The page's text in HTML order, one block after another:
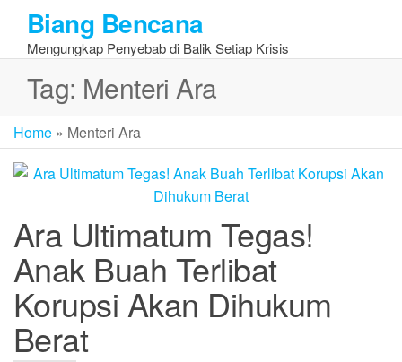
the
content
Biang Bencana
Mengungkap Penyebab di Balik Setiap Krisis
Tag: Menteri Ara
Home » Menteri Ara
Ara Ultimatum Tegas!
Anak Buah Terlibat
Korupsi Akan Dihukum
Berat